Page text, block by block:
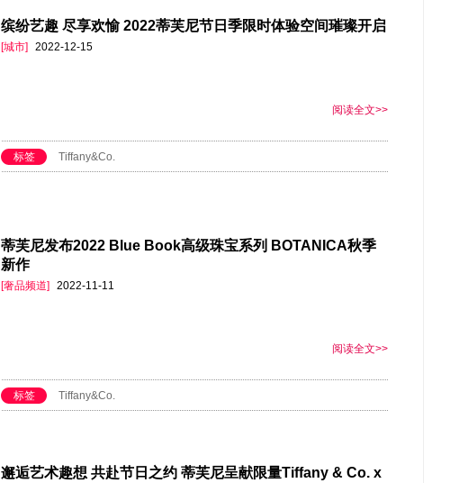
缤纷艺趣 尽享欢愉 2022蒂芙尼节日季限时体验空间璀璨开启
[城市] 2022-12-15
阅读全文>>
标签 Tiffany&Co.
蒂芙尼发布2022 Blue Book高级珠宝系列 BOTANICA秋季
新作
[奢品频道] 2022-11-11
阅读全文>>
标签 Tiffany&Co.
邂逅艺术趣想 共赴节日之约 蒂芙尼呈献限量Tiffany & Co. x